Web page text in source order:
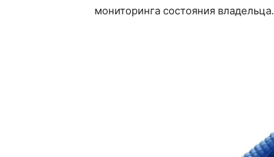
мониторинга состояния владельца.